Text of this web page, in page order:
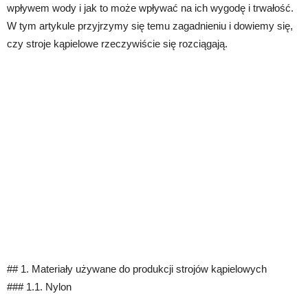
wpływem wody i jak to może wpływać na ich wygodę i trwałość.
W tym artykule przyjrzymy się temu zagadnieniu i dowiemy się,
czy stroje kąpielowe rzeczywiście się rozciągają.
## 1. Materiały używane do produkcji strojów kąpielowych
### 1.1. Nylon